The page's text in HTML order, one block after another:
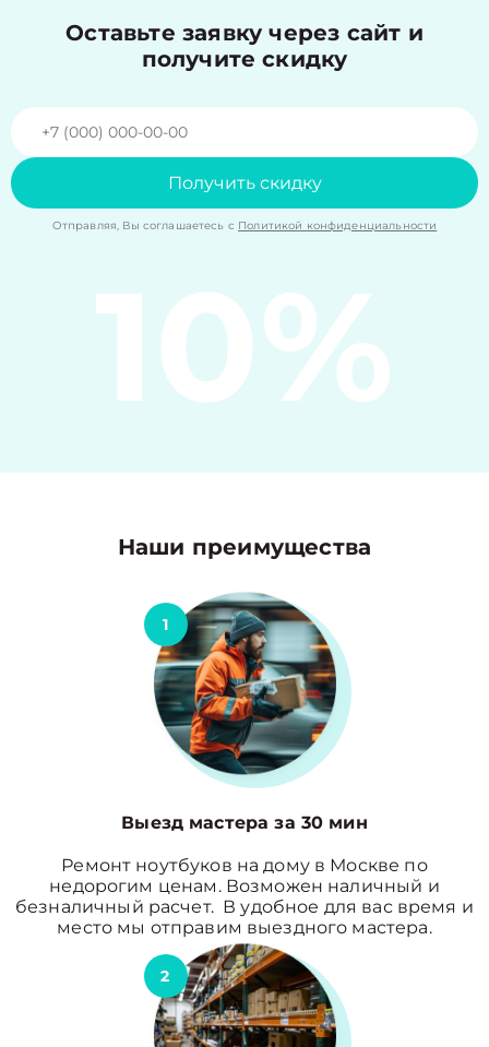
Оставьте заявку через сайт и
получите скидку
Получить скидку
Отправляя, Вы соглашаетесь с Политикой конфиденциальности
10%
Наши преимущества
1
Выезд мастера за 30 мин
Ремонт ноутбуков на дому в Москве по
недорогим ценам. Возможен наличный и
безналичный расчет. В удобное для вас время и
место мы отправим выездного мастера.
2